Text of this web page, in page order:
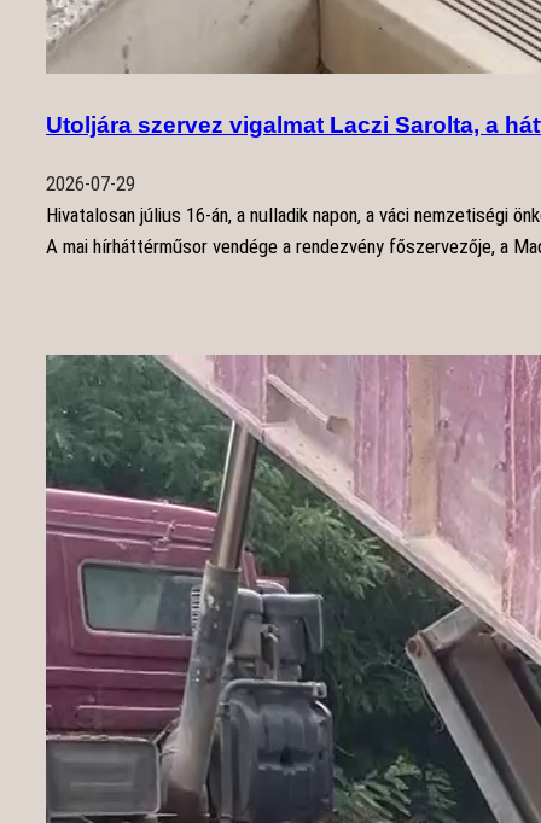
Utoljára szervez vigalmat Laczi Sarolta, a
2026-07-29
Hivatalosan július 16-án, a nulladik napon, a váci nemzetiségi
A mai hírháttérműsor vendége a rendezvény főszervezője, a